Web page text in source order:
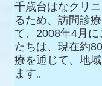
千歳台はなクリ
るため、訪問診
て、 2008年4月
たちは、現在約
療を通じて、地
ます。